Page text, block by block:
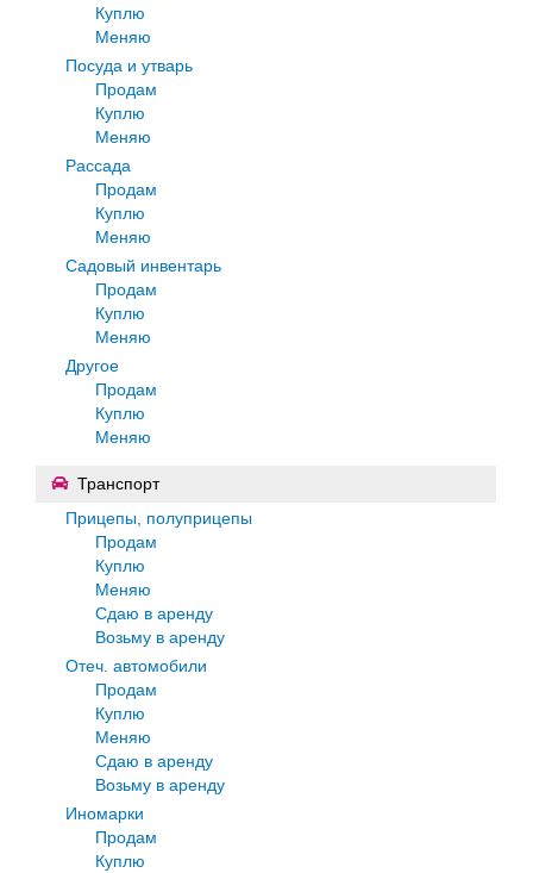
Куплю
Меняю
Посуда и утварь
Продам
Куплю
Меняю
Рассада
Продам
Куплю
Меняю
Садовый инвентарь
Продам
Куплю
Меняю
Другое
Продам
Куплю
Меняю
Транспорт
Прицепы, полуприцепы
Продам
Куплю
Меняю
Сдаю в аренду
Возьму в аренду
Отеч. автомобили
Продам
Куплю
Меняю
Сдаю в аренду
Возьму в аренду
Иномарки
Продам
Куплю